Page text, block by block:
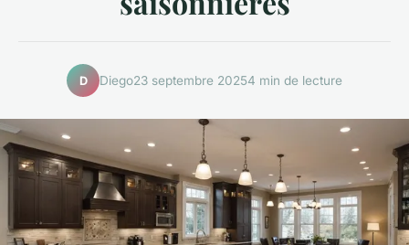
D Diego23 septembre 20254 min de lecture